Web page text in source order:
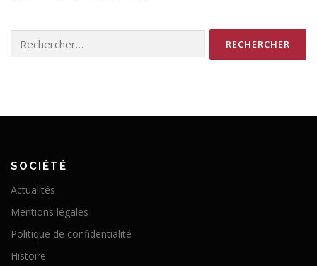
SOCIÉTÉ
Actualités
Mentions légales
Politique de confidentialité
Histoire